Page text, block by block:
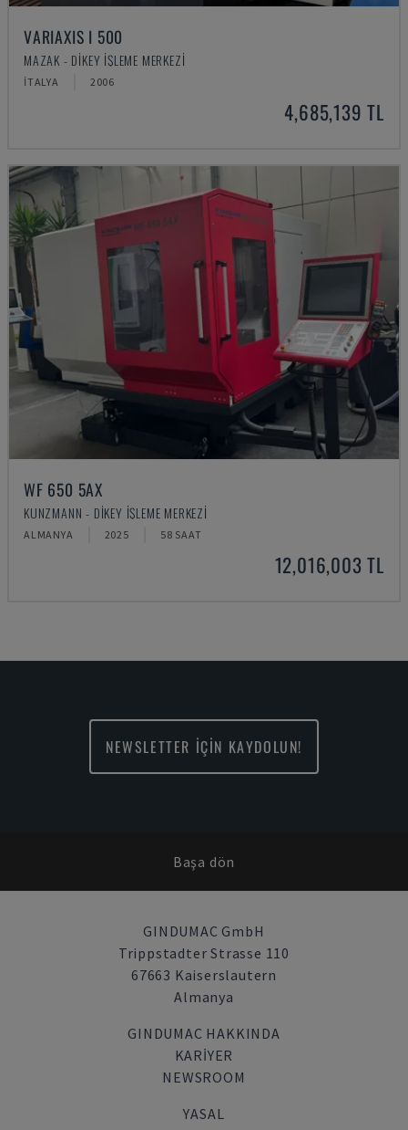
VARIAXIS I 500
MAZAK - DIKEY İŞLEME MERKEZI
İTALYA 2006
4,685,139 TL
WF 650 5AX
KUNZMANN - DIKEY İŞLEME MERKEZI
ALMANYA 2025 58 SAAT
12,016,003 TL
NEWSLETTER İÇİN KAYDOLUN!
Başa dön
GINDUMAC GmbH
Trippstadter Strasse 110
67663 Kaiserslautern
Almanya
GINDUMAC HAKKINDA
KARIYER
NEWSROOM
YASAL